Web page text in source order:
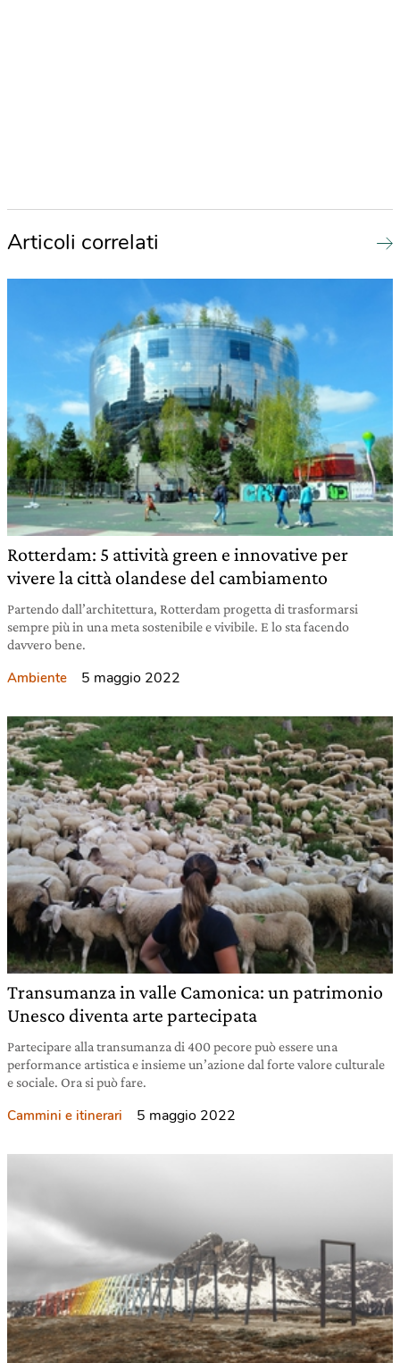
Articoli correlati
Rotterdam: 5 attività green e innovative per
vivere la città olandese del cambiamento
Partendo dall’architettura, Rotterdam progetta di trasformarsi
sempre più in una meta sostenibile e vivibile. E lo sta facendo
davvero bene.
Ambiente 5 maggio 2022
Transumanza in valle Camonica: un patrimonio
Unesco diventa arte partecipata
Partecipare alla transumanza di 400 pecore può essere una
performance artistica e insieme un’azione dal forte valore culturale
e sociale. Ora si può fare.
Cammini e itinerari 5 maggio 2022